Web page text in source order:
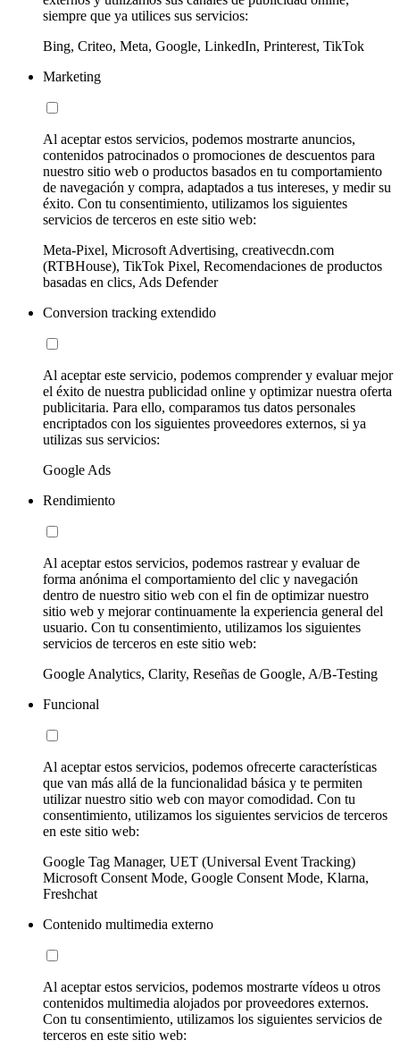
siempre que ya utilices sus servicios:
Bing, Criteo, Meta, Google, LinkedIn, Printerest, TikTok
Marketing
Al aceptar estos servicios, podemos mostrarte anuncios,
contenidos patrocinados o promociones de descuentos para
nuestro sitio web o productos basados en tu comportamiento
de navegación y compra, adaptados a tus intereses, y medir su
éxito. Con tu consentimiento, utilizamos los siguientes
servicios de terceros en este sitio web:
Meta-Pixel, Microsoft Advertising, creativecdn.com
(RTBHouse), TikTok Pixel, Recomendaciones de productos
basadas en clics, Ads Defender
Conversion tracking extendido
Al aceptar este servicio, podemos comprender y evaluar mejor
el éxito de nuestra publicidad online y optimizar nuestra oferta
publicitaria. Para ello, comparamos tus datos personales
encriptados con los siguientes proveedores externos, si ya
utilizas sus servicios:
Google Ads
Rendimiento
Al aceptar estos servicios, podemos rastrear y evaluar de
forma anónima el comportamiento del clic y navegación
dentro de nuestro sitio web con el fin de optimizar nuestro
sitio web y mejorar continuamente la experiencia general del
usuario. Con tu consentimiento, utilizamos los siguientes
servicios de terceros en este sitio web:
Google Analytics, Clarity, Reseñas de Google, A/B-Testing
Funcional
Al aceptar estos servicios, podemos ofrecerte características
que van más allá de la funcionalidad básica y te permiten
utilizar nuestro sitio web con mayor comodidad. Con tu
consentimiento, utilizamos los siguientes servicios de terceros
en este sitio web:
Google Tag Manager, UET (Universal Event Tracking)
Microsoft Consent Mode, Google Consent Mode, Klarna,
Freshchat
Contenido multimedia externo
Al aceptar estos servicios, podemos mostrarte vídeos u otros
contenidos multimedia alojados por proveedores externos.
Con tu consentimiento, utilizamos los siguientes servicios de
terceros en este sitio web: